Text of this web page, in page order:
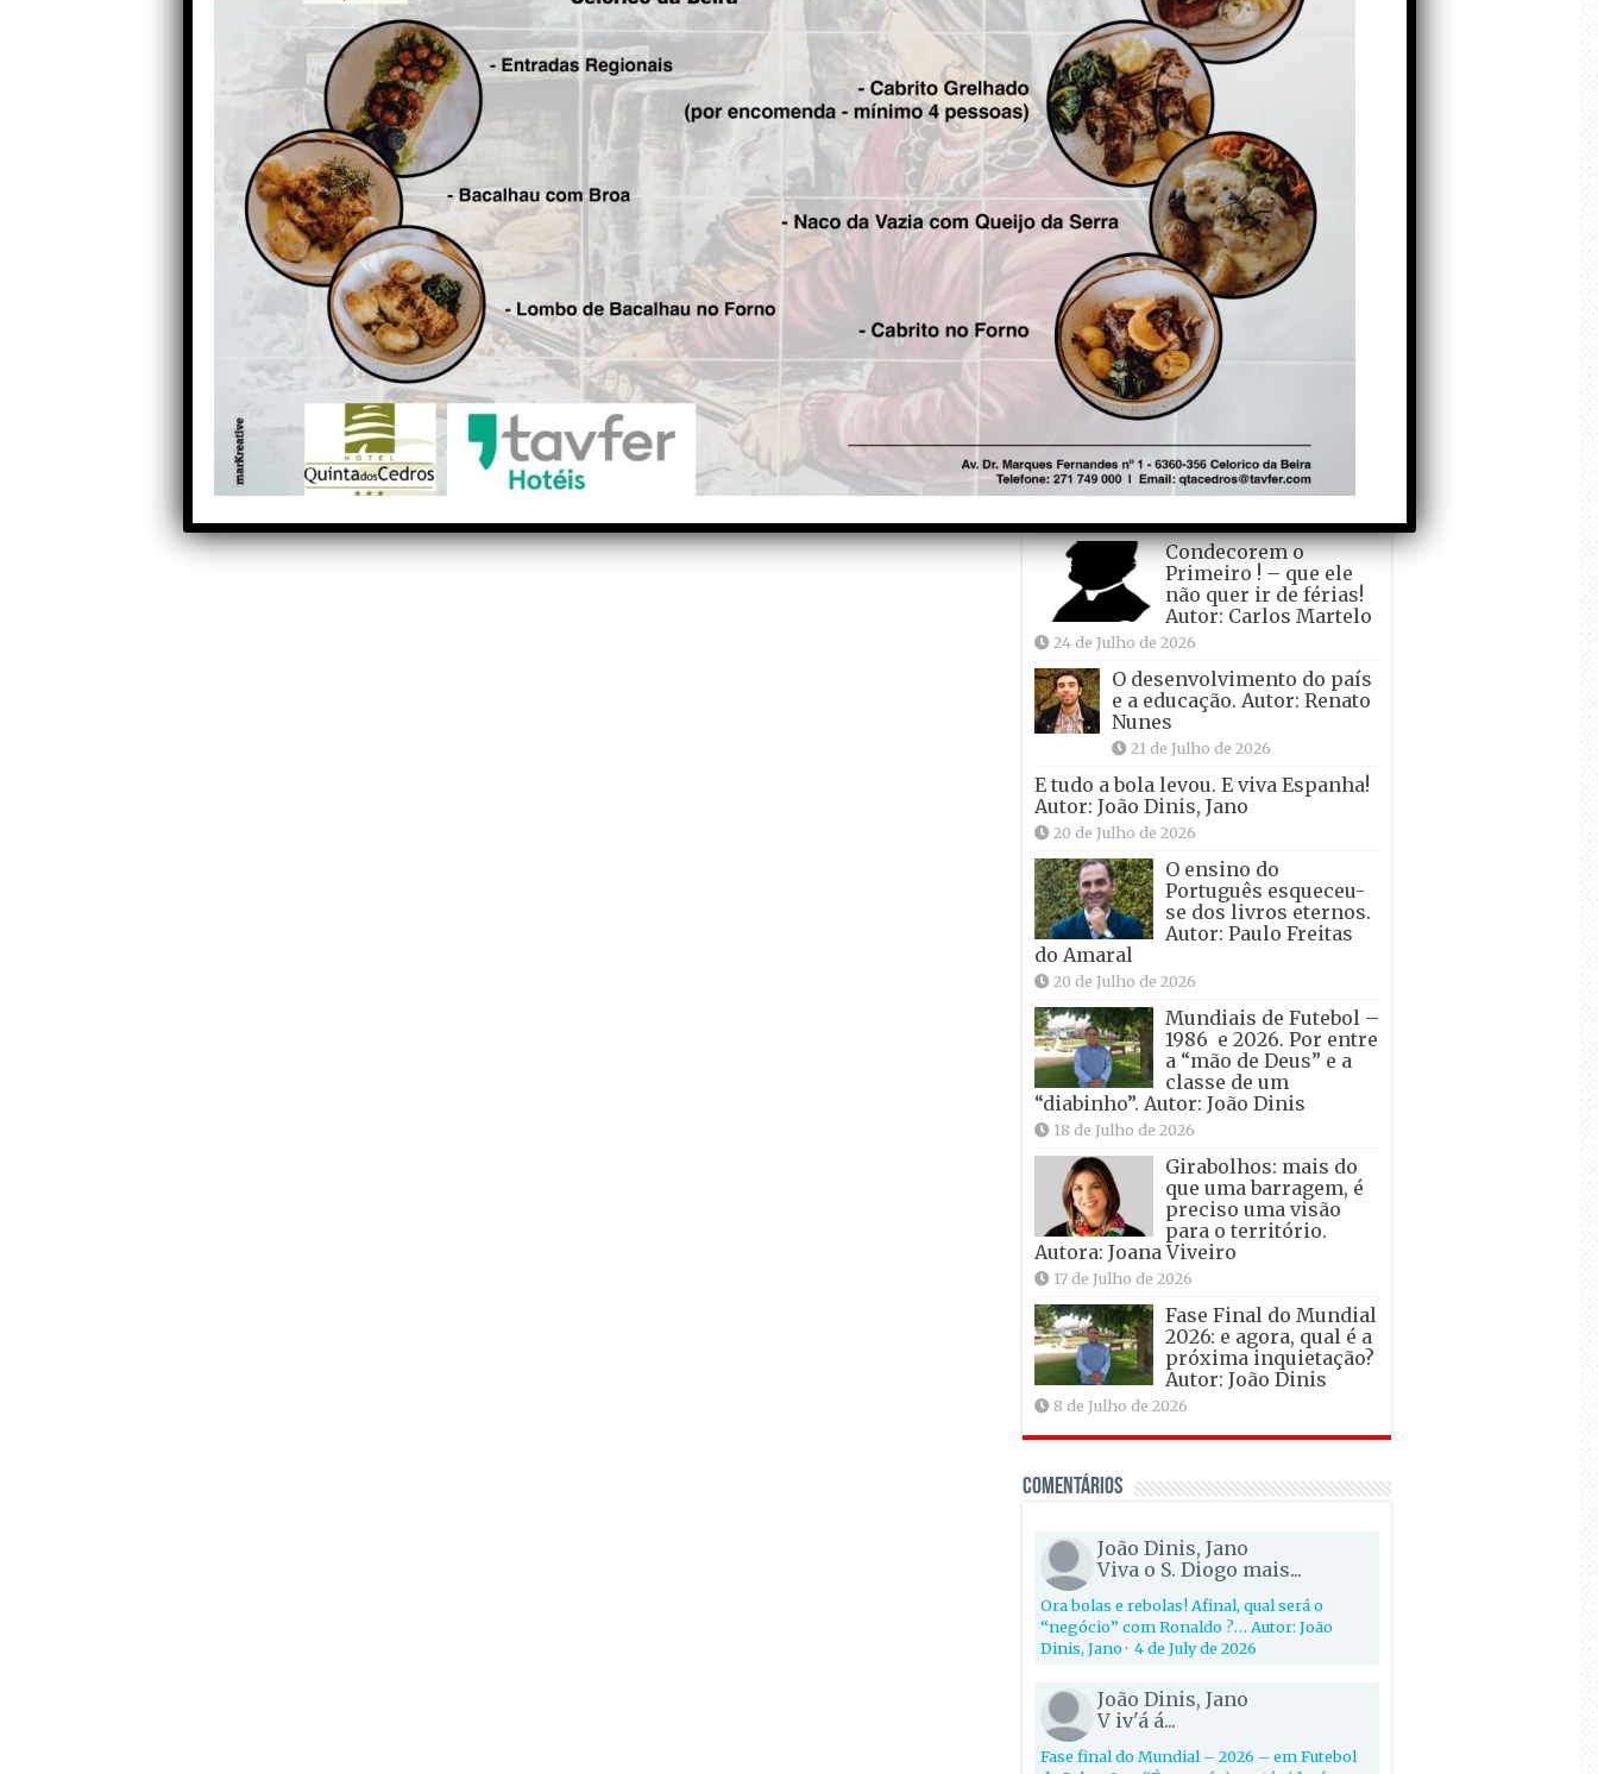
OPINIÃO E CRÓNICAS
Matraquilhos… Autor:
Fernando Roldão
6 de Agosto de 2026
A marca Sporting em
todo o mundo está a
crescer atrás de
Ronaldo. Autor: Paulo
Freitas do Amaral
5 de Agosto de 2026
Falso crescimento…
Autor: Nuno Pereira
1 de Agosto de 2026
Tadei Pogacar vence o
“Tour” – A “Volta a
França em Bicicleta”
pela quinta vez! Autor:
João Dinis
Condecorem o
Primeiro ! – que ele
não quer ir de férias!
Autor: Carlos Martelo
24 de Julho de 2026
O desenvolvimento do país
e a educação. Autor: Renato
Nunes
21 de Julho de 2026
E tudo a bola levou. E viva Espanha!
Autor: João Dinis, Jano
20 de Julho de 2026
O ensino do
Português esqueceu-
se dos livros eternos.
Autor: Paulo Freitas
do Amaral
20 de Julho de 2026
Mundiais de Futebol –
1986 e 2026. Por entre
a “mão de Deus” e a
classe de um
“diabinho”. Autor: João Dinis
18 de Julho de 2026
Girabolhos: mais do
que uma barragem, é
preciso uma visão
para o território.
Autora: Joana Viveiro
17 de Julho de 2026
Fase Final do Mundial
2026: e agora, qual é a
próxima inquietação?
Autor: João Dinis
8 de Julho de 2026
Comentários
João Dinis, Jano
Viva o S. Diogo mais...
Ora bolas e rebolas! Afinal, qual será o
“negócio” com Ronaldo ?… Autor: João
Dinis, Jano· 4 de July de 2026
João Dinis, Jano
V iv'á á...
Fase final do Mundial – 2026 – em Futebol